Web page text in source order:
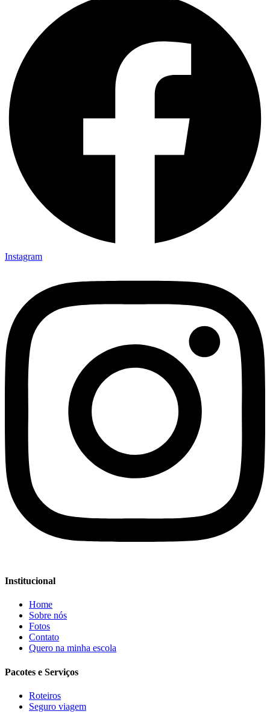
Instagram
Institucional
Home
Sobre nós
Fotos
Contato
Quero na minha escola
Pacotes e Serviços
Roteiros
Seguro viagem